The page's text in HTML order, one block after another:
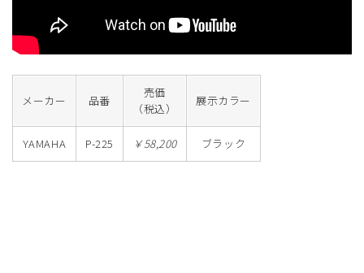
メーカー 品番
売価
（税込）
展示カラー
YAMAHA P-225 ￥58,200 ブラック